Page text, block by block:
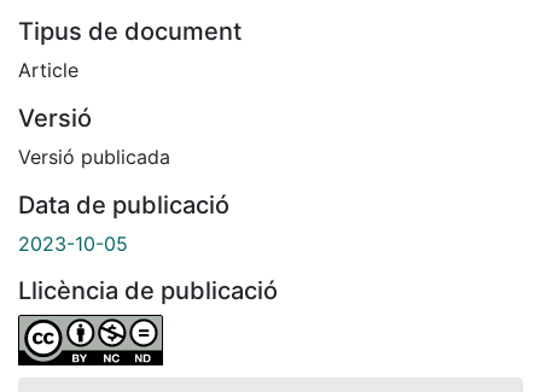
Tipus de document
Article
Versió
Versió publicada
Data de publicació
2023-10-05
Llicència de publicació